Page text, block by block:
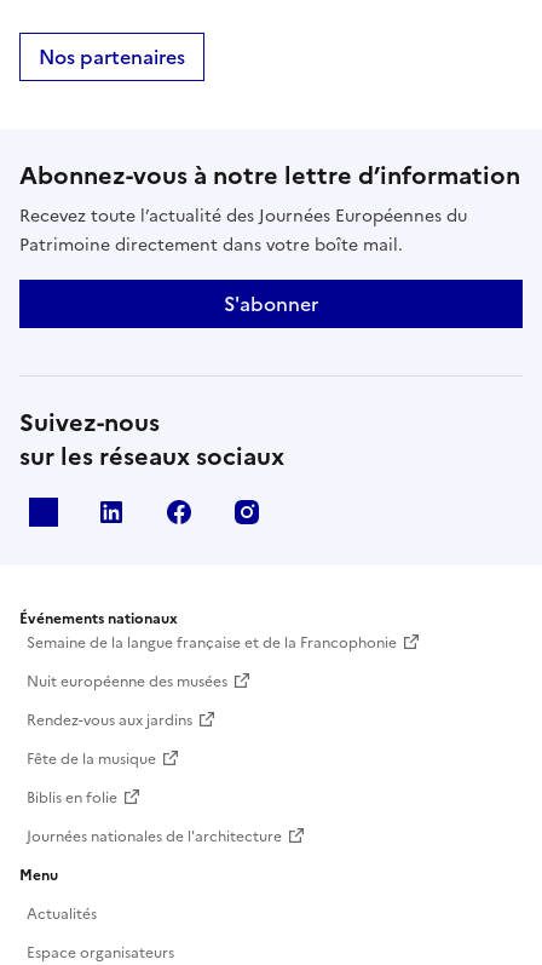
Nos partenaires
Abonnez-vous à notre lettre d’information
Recevez toute l’actualité des Journées Européennes du
Patrimoine directement dans votre boîte mail.
S'abonner
Suivez-nous
sur les réseaux sociaux
Linkedin Facebook
Événements nationaux
Semaine de la langue française et de la Francophonie
Nuit européenne des musées
Rendez-vous aux jardins
Fête de la musique
Biblis en folie
Journées nationales de l'architecture
Menu
Actualités
Espace organisateurs